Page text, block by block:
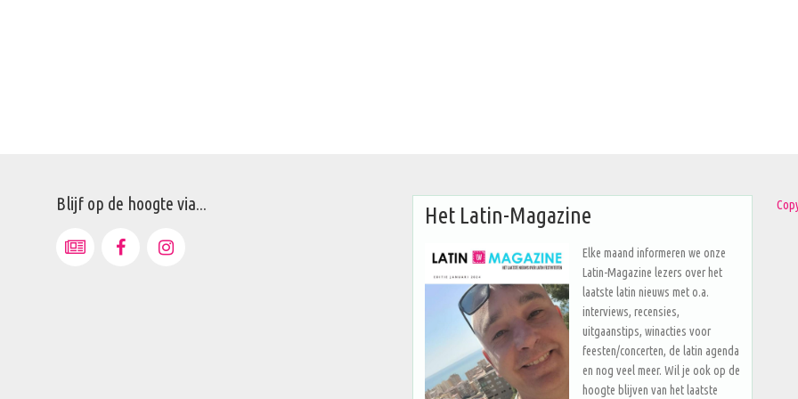
Blijf op de hoogte via... Het Latin-Magazine
Elke maand informeren we onze
Latin-Magazine lezers over het
laatste latin nieuws met o.a.
interviews, recensies,
uitgaanstips, winacties voor
feesten/concerten, de latin agenda
en nog veel meer. Wil je ook op de
hoogte blijven van het laatste